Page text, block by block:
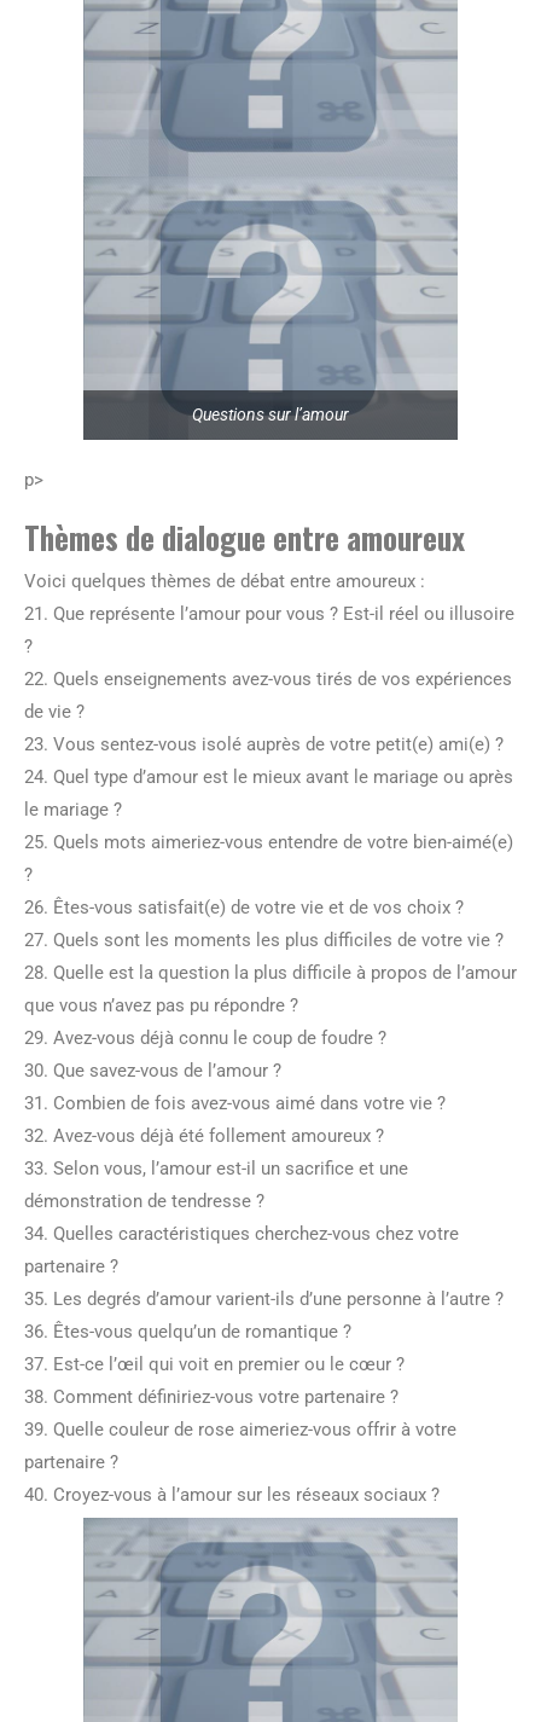
Questions sur l’amour
p>
Thèmes de dialogue entre amoureux
Voici quelques thèmes de débat entre amoureux :
21. Que représente l’amour pour vous ? Est-il réel ou illusoire
?
22. Quels enseignements avez-vous tirés de vos expériences
de vie ?
23. Vous sentez-vous isolé auprès de votre petit(e) ami(e) ?
24. Quel type d’amour est le mieux avant le mariage ou après
le mariage ?
25. Quels mots aimeriez-vous entendre de votre bien-aimé(e)
?
26. Êtes-vous satisfait(e) de votre vie et de vos choix ?
27. Quels sont les moments les plus difficiles de votre vie ?
28. Quelle est la question la plus difficile à propos de l’amour
que vous n’avez pas pu répondre ?
29. Avez-vous déjà connu le coup de foudre ?
30. Que savez-vous de l’amour ?
31. Combien de fois avez-vous aimé dans votre vie ?
32. Avez-vous déjà été follement amoureux ?
33. Selon vous, l’amour est-il un sacrifice et une
démonstration de tendresse ?
34. Quelles caractéristiques cherchez-vous chez votre
partenaire ?
35. Les degrés d’amour varient-ils d’une personne à l’autre ?
36. Êtes-vous quelqu’un de romantique ?
37. Est-ce l’œil qui voit en premier ou le cœur ?
38. Comment définiriez-vous votre partenaire ?
39. Quelle couleur de rose aimeriez-vous offrir à votre
partenaire ?
40. Croyez-vous à l’amour sur les réseaux sociaux ?